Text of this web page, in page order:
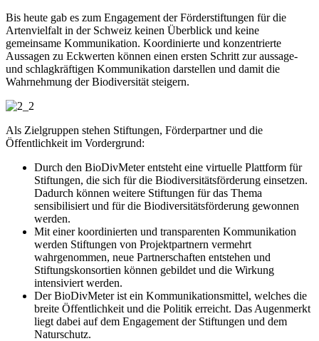
Bis heute gab es zum Engagement der Förderstiftungen für die
Artenvielfalt in der Schweiz keinen Überblick und keine
gemeinsame Kommunikation. Koordinierte und konzentrierte
Aussagen zu Eckwerten können einen ersten Schritt zur aussage-
und schlagkräftigen Kommunikation darstellen und damit die
Wahrnehmung der Biodiversität steigern.
Als Zielgruppen stehen Stiftungen, Förderpartner und die
Öffentlichkeit im Vordergrund:
Durch den BioDivMeter entsteht eine virtuelle Plattform für
Stiftungen, die sich für die Biodiversitätsförderung einsetzen.
Dadurch können weitere Stiftungen für das Thema
sensibilisiert und für die Biodiversitätsförderung gewonnen
werden.
Mit einer koordinierten und transparenten Kommunikation
werden Stiftungen von Projektpartnern vermehrt
wahrgenommen, neue Partnerschaften entstehen und
Stiftungskonsortien können gebildet und die Wirkung
intensiviert werden.
Der BioDivMeter ist ein Kommunikationsmittel, welches die
breite Öffentlichkeit und die Politik erreicht. Das Augenmerkt
liegt dabei auf dem Engagement der Stiftungen und dem
Naturschutz.